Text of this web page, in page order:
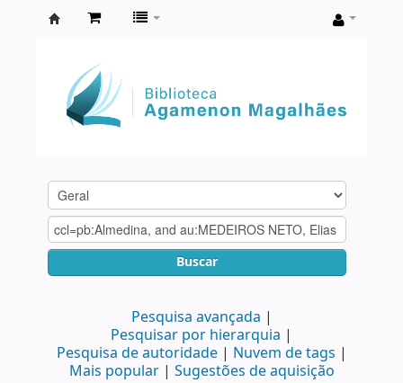
Agamenon
Magalhães
Buscar
Pesquisa avançada
Pesquisar por hierarquia
Pesquisa de autoridade
Nuvem de tags
Mais popular
Sugestões de aquisição